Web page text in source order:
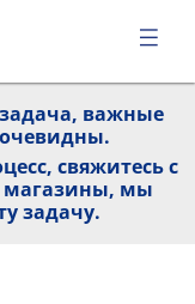
задача, важные
свяжитесь с
магазины, мы
задачу.